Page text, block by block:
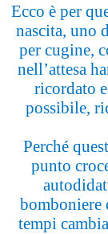
Ecco è per
nascita, uno
per cugine,
nell’attesa
ricordato
possibile,
Perché
punto
bomboniere
tempi